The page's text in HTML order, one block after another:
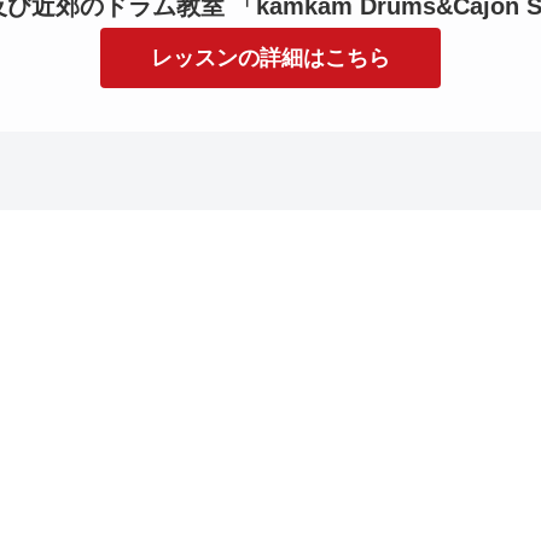
び近郊のドラム教室 「kamkam Drums&Cajon
レッスンの詳細はこちら